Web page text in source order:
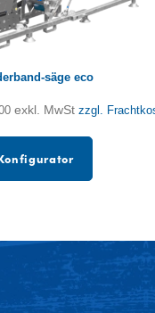
säge eco
exkl. MwSt zzgl.